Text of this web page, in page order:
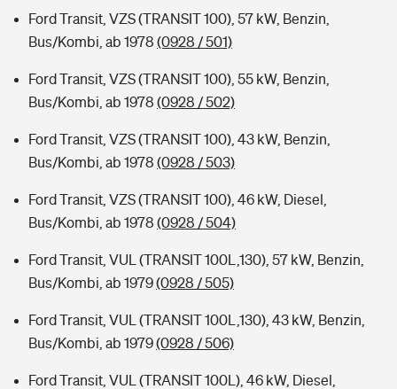
Ford Transit, VZS (TRANSIT 100), 57 kW, Benzin,
Bus/Kombi, ab 1978 (0928 / 501)
Ford Transit, VZS (TRANSIT 100), 55 kW, Benzin,
Bus/Kombi, ab 1978 (0928 / 502)
Ford Transit, VZS (TRANSIT 100), 43 kW, Benzin,
Bus/Kombi, ab 1978 (0928 / 503)
Ford Transit, VZS (TRANSIT 100), 46 kW, Diesel,
Bus/Kombi, ab 1978 (0928 / 504)
Ford Transit, VUL (TRANSIT 100L,130), 57 kW, Benzin,
Bus/Kombi, ab 1979(0928 / 505)
Ford Transit, VUL (TRANSIT 100L,130), 43 kW, Benzin,
Bus/Kombi, ab 1979(0928 / 506)
Ford Transit, VUL (TRANSIT 100L), 46 kW, Diesel,